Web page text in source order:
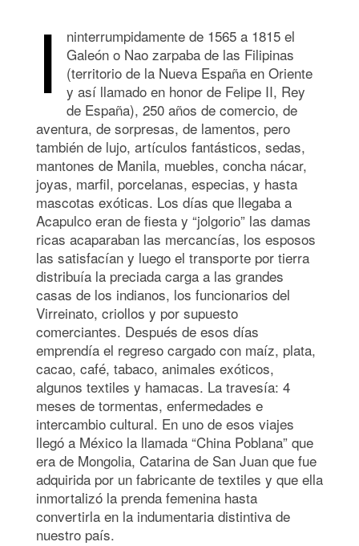
I
ninterrumpidamente de 1565 a 1815 el
Galeón o Nao zarpaba de las Filipinas
(territorio de la Nueva España en Oriente
y así llamado en honor de Felipe II, Rey
de España), 250 años de comercio, de
aventura, de sorpresas, de lamentos, pero
también de lujo, artículos fantásticos, sedas,
mantones de Manila, muebles, concha nácar,
joyas, marfil, porcelanas, especias, y hasta
mascotas exóticas. Los días que llegaba a
Acapulco eran de fiesta y “jolgorio” las damas
ricas acaparaban las mercancías, los esposos
las satisfacían y luego el transporte por tierra
distribuía la preciada carga a las grandes
casas de los indianos, los funcionarios del
Virreinato, criollos y por supuesto
comerciantes. Después de esos días
emprendía el regreso cargado con maíz, plata,
cacao, café, tabaco, animales exóticos,
algunos textiles y hamacas. La travesía: 4
meses de tormentas, enfermedades e
intercambio cultural. En uno de esos viajes
llegó a México la llamada “China Poblana” que
era de Mongolia, Catarina de San Juan que fue
adquirida por un fabricante de textiles y que ella
inmortalizó la prenda femenina hasta
convertirla en la indumentaria distintiva de
nuestro país.